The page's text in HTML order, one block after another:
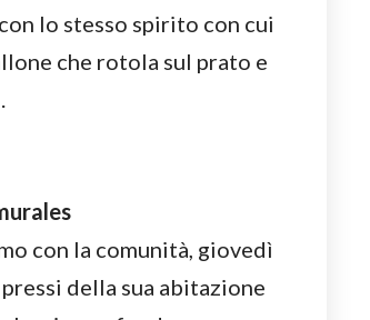
lo stesso spirito con cui
che rotola sul prato e
con la comunità, giovedì
della sua abitazione